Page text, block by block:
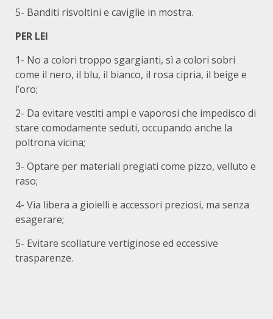
5- Banditi risvoltini e caviglie in mostra.
PER LEI
1- No a colori troppo sgargianti, sì a colori sobri
come il nero, il blu, il bianco, il rosa cipria, il beige e
l’oro;
2- Da evitare vestiti ampi e vaporosi che impedisco di
stare comodamente seduti, occupando anche la
poltrona vicina;
3- Optare per materiali pregiati come pizzo, velluto e
raso;
4- Via libera a gioielli e accessori preziosi, ma senza
esagerare;
5- Evitare scollature vertiginose ed eccessive
trasparenze.